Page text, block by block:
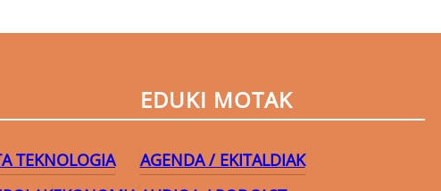
TEKNOLOGIA
EDUKI MOTAK
AGENDA / EKITALDIAK